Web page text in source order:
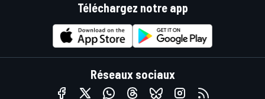
Téléchargez notre app
Réseaux sociaux